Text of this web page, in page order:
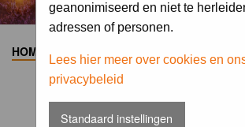
geanonimiseerd en niet te
adressen of personen.
Lees hier meer over cookies en
privacybeleid
Standaard instellingen
HOME > ALBUM